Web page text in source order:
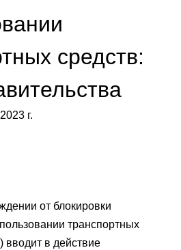
средств:
г.
от блокировки
транспортных
) вводит в действие